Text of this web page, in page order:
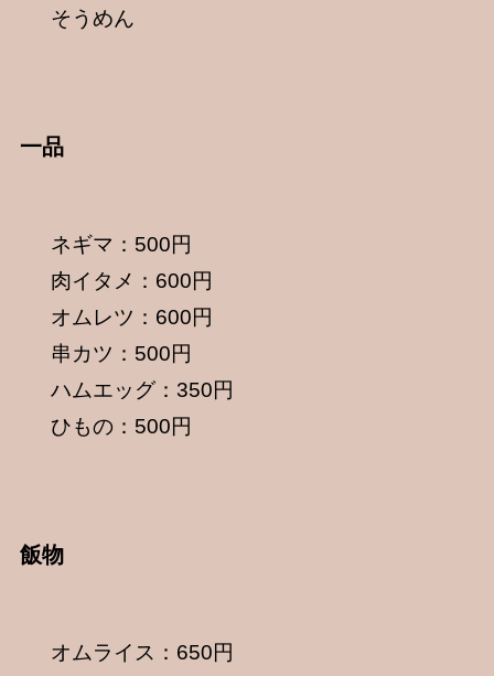
そうめん
一品
ネギマ：500円
肉イタメ：600円
オムレツ：600円
串カツ：500円
ハムエッグ：350円
ひもの：500円
飯物
オムライス：650円